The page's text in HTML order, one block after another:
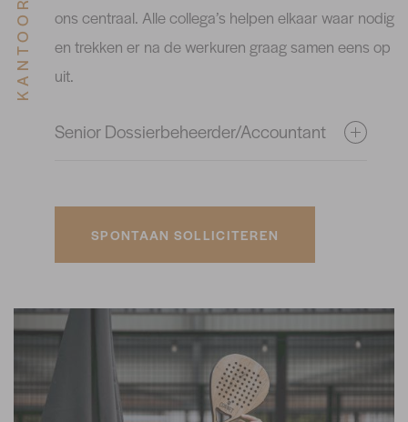
ons centraal. Alle collega’s helpen elkaar waar nodig
en trekken er na de werkuren graag samen eens op
uit.
Senior Dossierbeheerder/Accountant
SPONTAAN SOLLICITEREN